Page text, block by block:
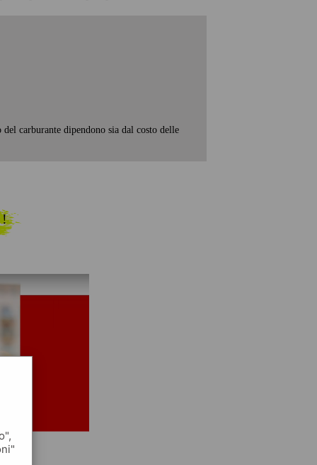
carburante dipendono sia dal costo delle
!